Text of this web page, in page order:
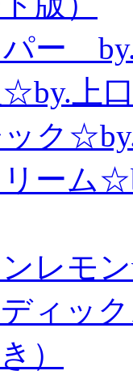
ー
上
ク
ーム
レモ
ィッ
）